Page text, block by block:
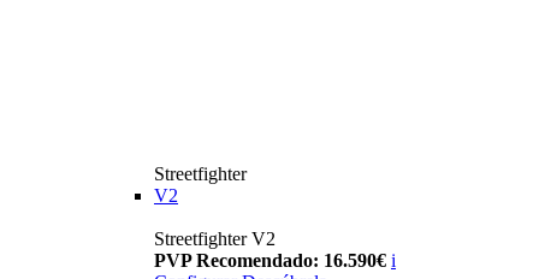
Streetfighter
V2
Streetfighter V2
PVP Recomendado: 16.590€ i